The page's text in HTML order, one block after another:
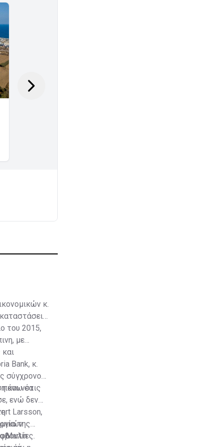
κ.
του 2015,
με
Bank, κ.
σύγχρονου
και νέα
πάνω στις
ενώ δεν
Larsson,
της
Martin